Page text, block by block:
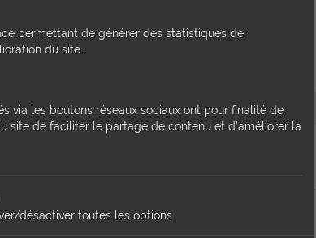
particulièrement douloureuse.
boiterie, l’abcès est une infection du pied fréquemment rencontrée.
permettant de générer des statistiques de
du site.
via les boutons réseaux sociaux ont pour finalité de
site de faciliter le partage de contenu et d’améliorer la
désactiver toutes les options